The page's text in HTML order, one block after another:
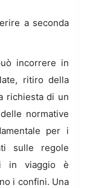
a seconda
incorrere in
ritiro della
richiesta di un
normative
per i
sulle regole
in viaggio è
i confini. Una